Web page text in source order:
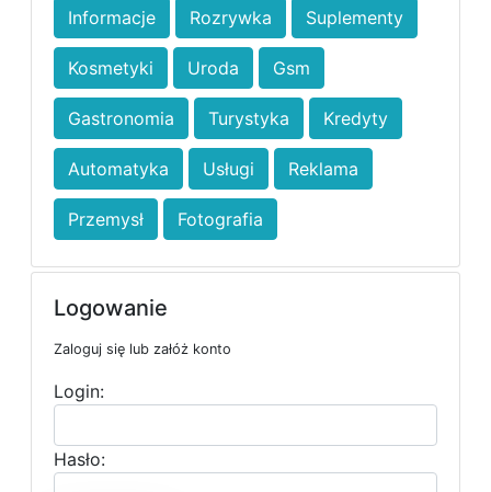
Informacje Rozrywka Suplementy
Kosmetyki Uroda Gsm
Gastronomia Turystyka Kredyty
Automatyka Usługi Reklama
Przemysł Fotografia
Logowanie
Zaloguj się lub załóż konto
Login:
Hasło: